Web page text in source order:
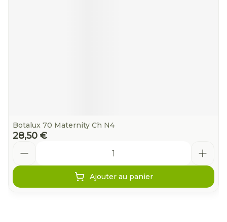
Botalux 70 Maternity Ch N4
28,50 €
Ajouter au panier